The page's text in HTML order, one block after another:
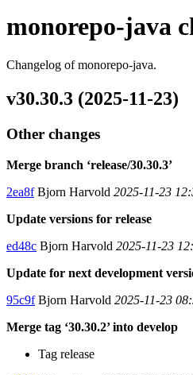
monorepo-java
Changelog of monorepo-java.
v30.30.3 (2025-11-23)
Other changes
Merge branch ‘release/30.30.3’
2ea8fBjorn Harvold 2025-11-23
Update versions for release
ed48c Bjorn Harvold 2025-11-23
Update for next development
95c9fBjorn Harvold 2025-11-23
Merge tag ‘30.30.2’ into develop
Tag release